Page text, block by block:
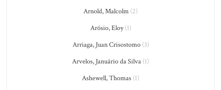
Arnold, Malcolm (2)
Arósio, Eloy(1)
Arriaga, Juan Crisostomo(3)
Arvelos, Januário da Silva (1)
Ashewell, Thomas (1)